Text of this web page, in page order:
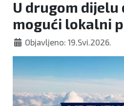
U drugom dijelu
mogući lokalni
Objavljeno: 19.Svi.2026.